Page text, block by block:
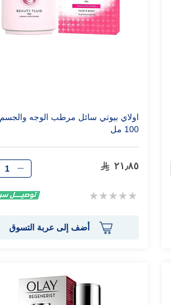
اولاي بيوتي سائل مرطب الوجه والجسم
100 مل
٢١٫٨٥
Rating:
الكمية
أضف إلى عربة التسوق